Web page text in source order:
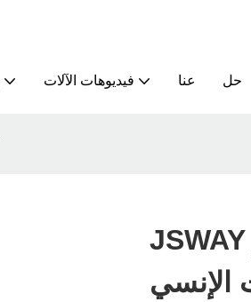
فيديوهات الآلات عنا حل
JSWAY متين 3 محور CNC آلة عالية الكفاءة
الإنسي